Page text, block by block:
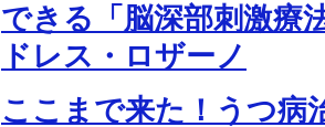
できる「脳深部刺激療
ドレス・ロザーノ
ここまで来た！うつ病